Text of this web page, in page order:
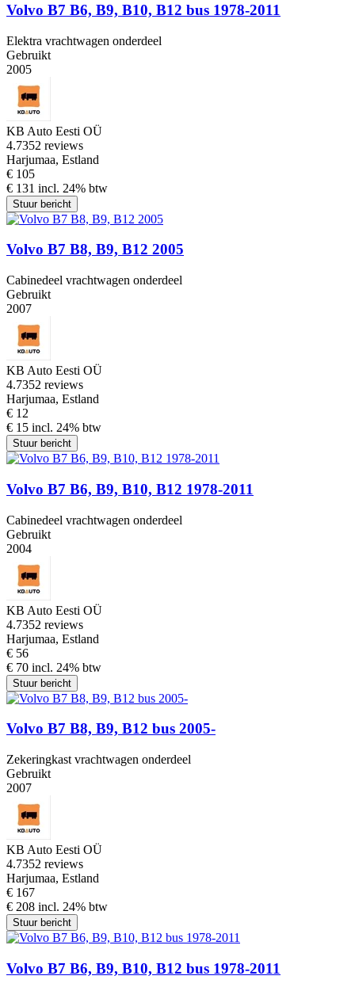
Volvo B7 B6, B9, B10, B12 bus 1978-2011
Elektra vrachtwagen onderdeel
Gebruikt
2005
KB Auto Eesti OÜ
4.7352 reviews
Harjumaa, Estland
€ 105
€ 131 incl. 24% btw
Stuur bericht
Volvo B7 B8, B9, B12 2005
Cabinedeel vrachtwagen onderdeel
Gebruikt
2007
KB Auto Eesti OÜ
4.7352 reviews
Harjumaa, Estland
€ 12
€ 15 incl. 24% btw
Stuur bericht
Volvo B7 B6, B9, B10, B12 1978-2011
Cabinedeel vrachtwagen onderdeel
Gebruikt
2004
KB Auto Eesti OÜ
4.7352 reviews
Harjumaa, Estland
€ 56
€ 70 incl. 24% btw
Stuur bericht
Volvo B7 B8, B9, B12 bus 2005-
Zekeringkast vrachtwagen onderdeel
Gebruikt
2007
KB Auto Eesti OÜ
4.7352 reviews
Harjumaa, Estland
€ 167
€ 208 incl. 24% btw
Stuur bericht
Volvo B7 B6, B9, B10, B12 bus 1978-2011